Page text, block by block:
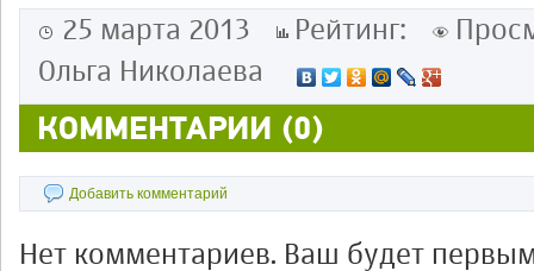
25 марта 2013 Рейтинг:
Ольга Николаева
КОММЕНТАРИИ (0)
Добавить комментарий
Нет комментариев. Ваш будет